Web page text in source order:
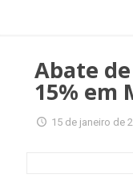
Abate
15% em
15 de janeiro de